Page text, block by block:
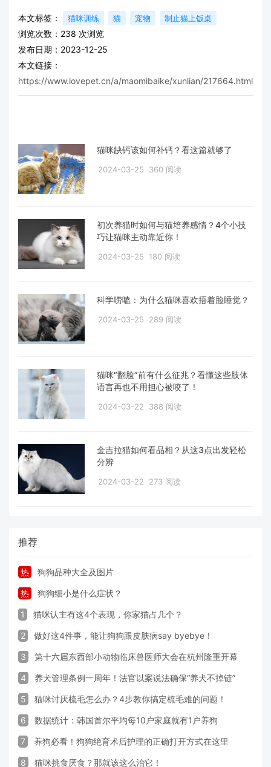
本文标签： 猫咪训练 猫 宠物 制止猫上饭桌
浏览次数： 238 次浏览
发布日期：2023-12-25
本文链接：
https://www.lovepet.cn/a/maomibaike/xunlian/217664.html
猫咪缺钙该如何补钙？看这篇就够了
2024-03-25 360 阅读
初次养猫时如何与猫培养感情？4个小技
巧让猫咪主动靠近你！
2024-03-25 180 阅读
科学唠嗑：为什么猫咪喜欢捂着脸睡觉？
2024-03-25 289 阅读
猫咪“翻脸”前有什么征兆？看懂这些肢体
语言再也不用担心被咬了！
2024-03-22 388 阅读
金吉拉猫如何看品相？从这3点出发轻松
分辨
2024-03-22 273 阅读
推荐
热 狗狗品种大全及图片
热 狗狗细小是什么症状？
1 猫咪认主有这4个表现，你家猫占几个？
2 做好这4件事，能让狗狗跟皮肤病say byebye！
3 第十六届东西部小动物临床兽医师大会在杭州隆重开幕
4 养犬管理条例一周年！法官以案说法确保“养犬不掉链”
5 猫咪讨厌梳毛怎么办？4步教你搞定梳毛难的问题！
6 数据统计：韩国首尔平均每10户家庭就有1户养狗
7 养狗必看！狗狗绝育术后护理的正确打开方式在这里
8 猫咪挑食厌食？那就该这么治它！